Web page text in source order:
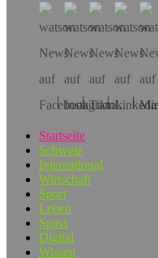
Startseite
Schweiz
International
Wirtschaft
Sport
Leben
Spass
Digital
Wissen